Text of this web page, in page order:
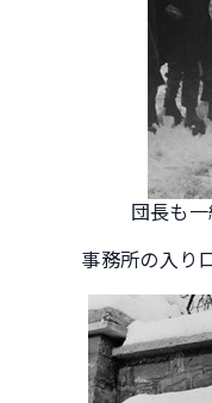
団長も
事務所の入り